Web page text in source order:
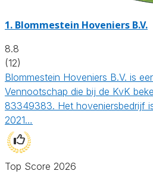
1. Blommestein Hoveniers B.V.
8.8
(12)
Blommestein Hoveniers B.V. is
Vennootschap die bij de KvK
83349383. Het hoveniersbedrijf
2021…
Top Score 2026